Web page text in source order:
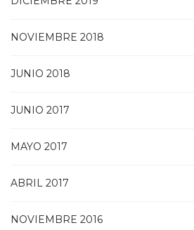
NOVIEMBRE 2018
JUNIO 2018
JUNIO 2017
MAYO 2017
ABRIL 2017
NOVIEMBRE 2016